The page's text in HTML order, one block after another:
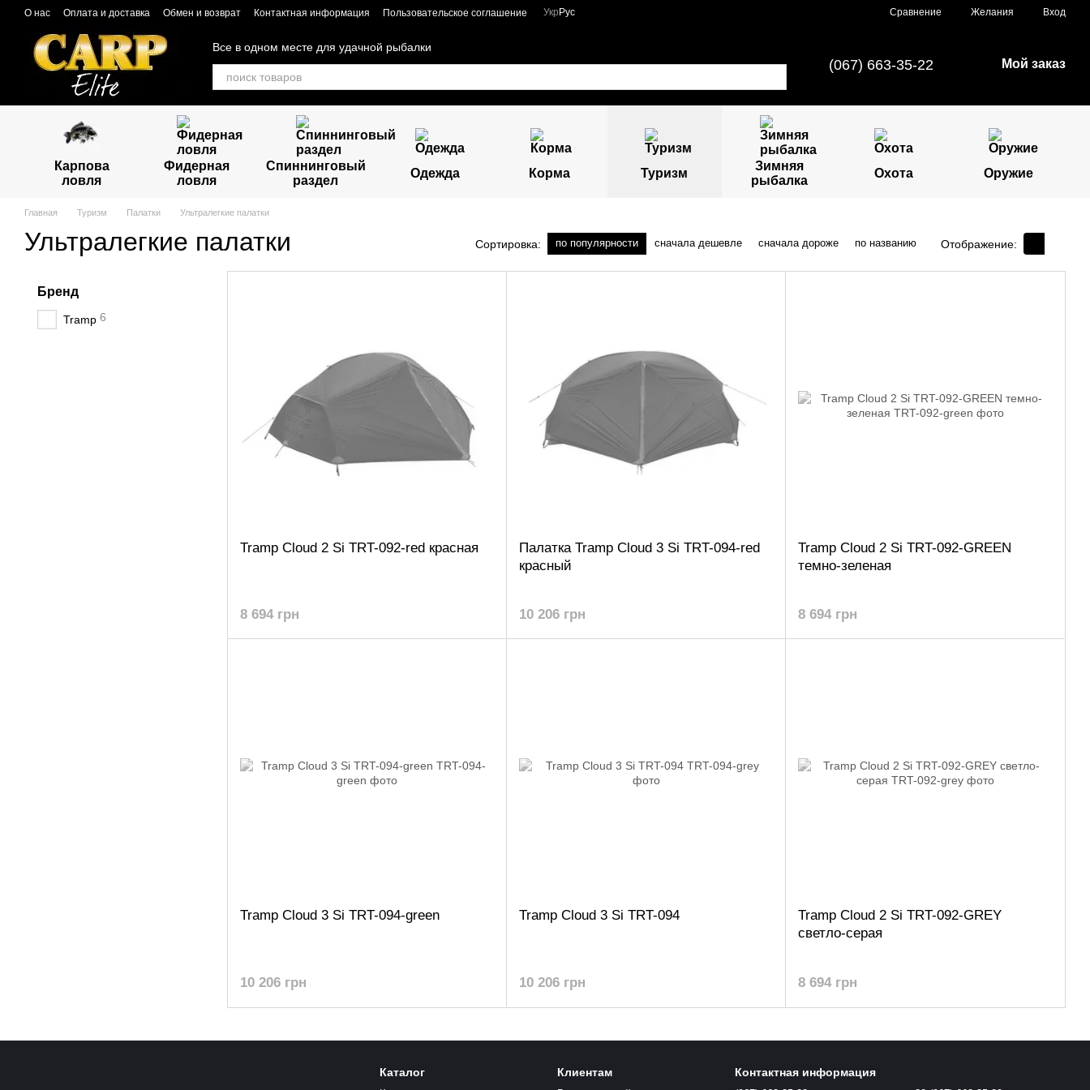
Перейти к основному контенту
О нас Оплата и доставка Обмен и возврат Контактная информация Пользовательское соглашение Укр Рус Сравнение Желания Вход
Все в одном месте для удачной рыбалки
(067) 663-35-22 Мой заказ
Карпова
ловля
Фидерная
ловля
Спиннинговый
раздел
Одежда Корма Туризм
Зимняя
рыбалка
Охота Оружие
Главная Туризм Палатки Ультралегкие палатки
Ультралегкие палатки Сортировка: по популярности сначала дешевле сначала дороже по названию Отображение:
Tramp Cloud 2 Si TRT-092-red красная
8 694 грн
Палатка Tramp Cloud 3 Si TRT-094-red
красный
10 206 грн
Tramp Cloud 2 Si TRT-092-GREEN
темно-зеленая
8 694 грн
Tramp Cloud 3 Si TRT-094-green
10 206 грн
Tramp Cloud 3 Si TRT-094
10 206 грн
Tramp Cloud 2 Si TRT-092-GREY
светло-серая
8 694 грн
Бренд
Tramp 6
Каталог Клиентам Контактная информация